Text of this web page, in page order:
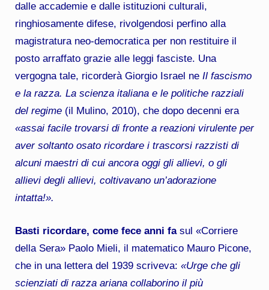
dalle accademie e dalle istituzioni culturali,
ringhiosamente difese, rivolgendosi perfino alla
magistratura neo-democratica per non restituire il
posto arraffato grazie alle leggi fasciste. Una
vergogna tale, ricorderà Giorgio Israel ne Il fascismo
e la razza. La scienza italiana e le politiche razziali
del regime(il Mulino, 2010), che dopo decenni era
«assai facile trovarsi di fronte a reazioni virulente per
aver soltanto osato ricordare i trascorsi razzisti di
alcuni maestri di cui ancora oggi gli allievi, o gli
allievi degli allievi, coltivavano un’adorazione
intatta!».
Basti ricordare, come fece anni fasul «Corriere
della Sera» Paolo Mieli, il matematico Mauro Picone,
che in una lettera del 1939 scriveva: «Urge che gli
scienziati di razza ariana collaborino il più